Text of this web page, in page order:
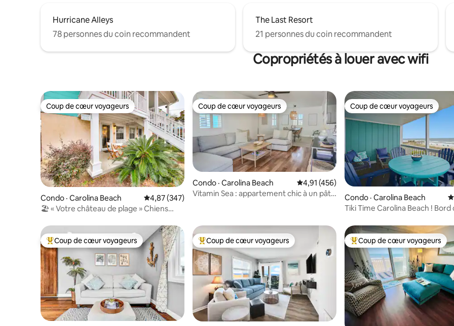
Hurricane Alleys
78 personnes du coin recommandent
The Last Resort
21 personnes du coin recommandent
Copropriétés à louer avec wifi
Coup de cœur voyageurs
Coup de cœur voyageurs
Condo · Carolina Beach Note moyenne de 4,87 sur 5, 347 commentaires
4,87 (347)
🏖 « Votre château de plage » Chiens
Coup de cœur voyageurs
Coup de cœur voyageurs
Condo · Carolina Beach Note moyenne de 4,91 sur 5, 456
4,91 (456)
Vitamin Sea : appartement chic à un pâté
Coup de cœur voyageurs
Coup de cœur voyageurs
Condo · Carolina Beach
Tiki Time Carolina Beach ! Bord
Coup de cœur voyageurs parmi les plus aimés
Coup de cœur voyageurs Coup de cœur voyageurs parmi les plus aimés
Coup de cœur voyageurs Coup de cœur voyageurs
Coup de cœur voyageurs